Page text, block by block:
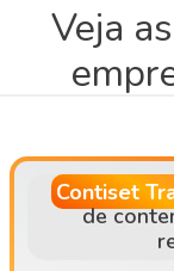
Veja
Contiset
de